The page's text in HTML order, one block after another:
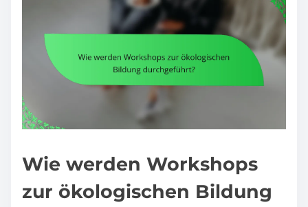
Wie werden Workshops
zur ökologischen Bildung